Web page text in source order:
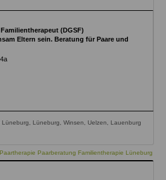
(DGSF)
Eltern sein. Beratung für Paare und
Lüneburg, Winsen, Uelzen, Lauenburg
Paartherapie Paarberatung Familientherapie Lüneburg